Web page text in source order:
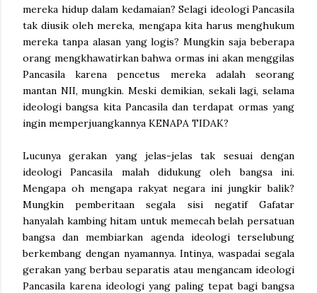
mereka hidup dalam kedamaian? Selagi ideologi Pancasila
tak diusik oleh mereka, mengapa kita harus menghukum
mereka tanpa alasan yang logis? Mungkin saja beberapa
orang mengkhawatirkan bahwa ormas ini akan menggilas
Pancasila karena pencetus mereka adalah seorang
mantan NII, mungkin. Meski demikian, sekali lagi, selama
ideologi bangsa kita Pancasila dan terdapat ormas yang
ingin memperjuangkannya KENAPA TIDAK?
Lucunya gerakan yang jelas-jelas tak sesuai dengan
ideologi Pancasila malah didukung oleh bangsa ini.
Mengapa oh mengapa rakyat negara ini jungkir balik?
Mungkin pemberitaan segala sisi negatif Gafatar
hanyalah kambing hitam untuk memecah belah persatuan
bangsa dan membiarkan agenda ideologi terselubung
berkembang dengan nyamannya. Intinya, waspadai segala
gerakan yang berbau separatis atau mengancam ideologi
Pancasila karena ideologi yang paling tepat bagi bangsa